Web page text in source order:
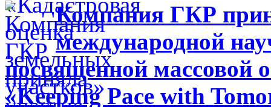
Компания ГКР
международной
посвященной массовой
«Keeping Pace with